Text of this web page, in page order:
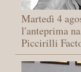
Martedì 4
l'anteprima
Piccirilli